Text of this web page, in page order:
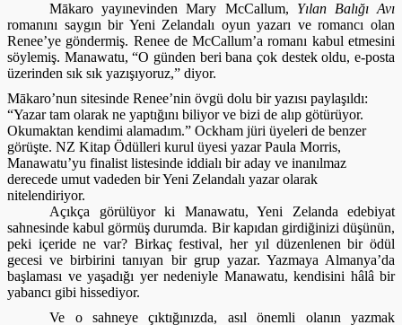
Mākaro yayınevinden Mary McCallum, Yılan Balığı Avı
romanını saygın bir Yeni Zelandalı oyun yazarı ve romancı olan
Renee’ye göndermiş. Renee de McCallum’a romanı kabul etmesini
söylemiş. Manawatu, “O günden beri bana çok destek oldu, e-posta
üzerinden sık sık yazışıyoruz,” diyor.
Mākaro’nun sitesinde Renee’nin övgü dolu bir yazısı paylaşıldı:
“Yazar tam olarak ne yaptığını biliyor ve bizi de alıp götürüyor.
Okumaktan kendimi alamadım.” Ockham jüri üyeleri de benzer
görüşte. NZ Kitap Ödülleri kurul üyesi yazar Paula Morris,
Manawatu’yu finalist listesinde iddialı bir aday ve inanılmaz
derecede umut vadeden bir Yeni Zelandalı yazar olarak
nitelendiriyor.
Açıkça görülüyor ki Manawatu, Yeni Zelanda edebiyat
sahnesinde kabul görmüş durumda. Bir kapıdan girdiğinizi düşünün,
peki içeride ne var? Birkaç festival, her yıl düzenlenen bir ödül
gecesi ve birbirini tanıyan bir grup yazar. Yazmaya Almanya’da
başlaması ve yaşadığı yer nedeniyle Manawatu, kendisini hâlâ bir
yabancı gibi hissediyor.
Ve o sahneye çıktığınızda, asıl önemli olanın yazmak